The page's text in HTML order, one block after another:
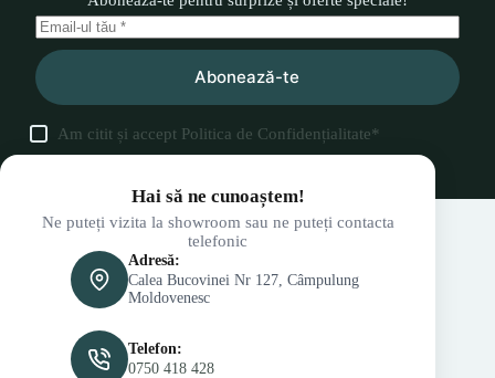
Abonează-te
Am citit și accept Politica de Confidențialitate*
Hai să ne cunoaștem!
Ne puteți vizita la showroom sau ne puteți contacta
telefonic
Adresă:
Calea Bucovinei Nr 127, Câmpulung
Moldovenesc
Telefon:
0750 418 428